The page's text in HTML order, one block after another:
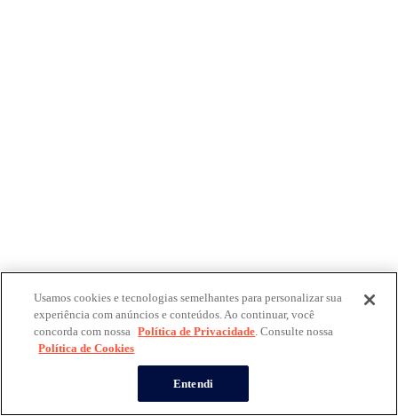
Usamos cookies e tecnologias semelhantes para personalizar sua
experiência com anúncios e conteúdos. Ao continuar, você
concorda com nossa Política de Privacidade. Consulte nossa
Política de Cookies
Entendi